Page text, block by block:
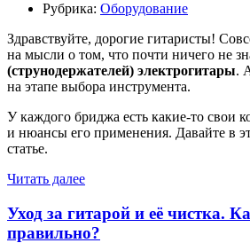
Рубрика: Оборудование
Здравствуйте, дорогие гитаристы!
на мысли о том, что почти ничего не
(струнодержателей) электрогитары.
на этапе выбора инструмента.
У каждого бриджа есть какие-то свои
и нюансы его применения. Давайте в
статье.
Читать далее
Уход за гитарой и её чистка.
правильно?